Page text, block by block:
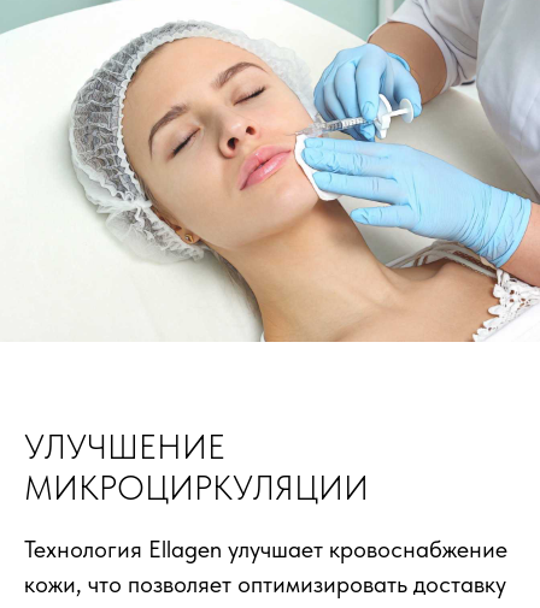
УЛУЧШЕНИЕ
МИКРОЦИРКУЛЯЦИИ
Технология Ellagen улучшает кровоснабжение
кожи, что позволяет оптимизировать доставку